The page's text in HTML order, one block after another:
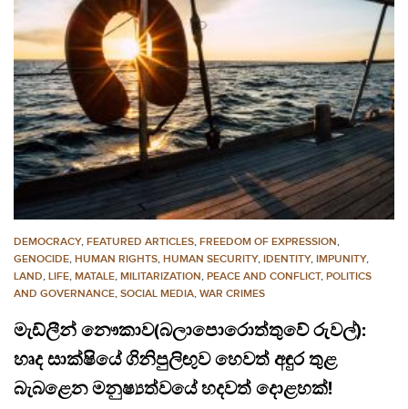
DEMOCRACY, FEATURED ARTICLES, FREEDOM OF EXPRESSION,
GENOCIDE, HUMAN RIGHTS, HUMAN SECURITY, IDENTITY, IMPUNITY,
LAND, LIFE, MATALE, MILITARIZATION, PEACE AND CONFLICT, POLITICS
AND GOVERNANCE, SOCIAL MEDIA, WAR CRIMES
මැඩ්ලීන් නෞකාව(බලාපොරොත්තුවේ රුවල්):
හෘද සාක්ෂියේ ගිනිපුලිඟුව හෙවත් අඳුර තුළ
බැබළෙන මනුෂ්‍යත්වයේ හදවත් දොළහක්!